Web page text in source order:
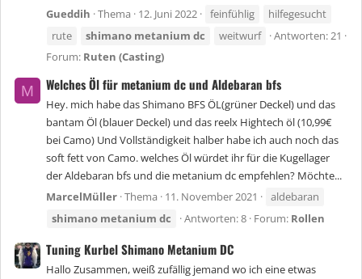
Gueddih Thema 12. Juni 2022 feinfühlig
hilfegesucht
rute
shimano metanium dc weitwurf
Antworten: 21
Forum: Ruten (Casting)
M Welches Öl für metanium dc und Aldebaran bfs
Hey. mich habe das Shimano BFS ÖL(grüner Deckel) und das
bantam Öl (blauer Deckel) und das reelx Hightech öl (10,99€
bei Camo) Und Vollständigkeit halber habe ich auch noch das
soft fett von Camo. welches Öl würdet ihr für die Kugellager
der Aldebaran bfs und die metanium dc empfehlen? Möchte...
MarcelMüller Thema 11. November 2021
aldebaran
shimano metanium dc Antworten: 8 Forum: Rollen
Tuning Kurbel Shimano Metanium DC
Hallo Zusammen, weiß zufällig jemand wo ich eine etwas